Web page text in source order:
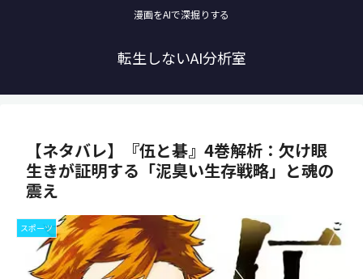
漫画をAIで深掘りする
転生しないAI分析室
【ネタバレ】『伍と碁』4巻解析：欠け眼
生きが証明する「泥臭い生存戦略」と魂の
震え
スポーツ